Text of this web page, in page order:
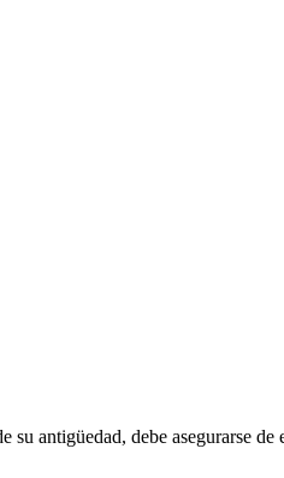
antigüedad, debe asegurarse